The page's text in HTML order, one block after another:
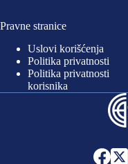
Pravne stranice
Uslovi korišćenja
Politika privatnosti
Politika privatnosti
korisnika